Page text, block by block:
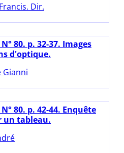
Dir.
80. p. 32-37. Images
d'optique.
Gianni
80. p. 42-44. Enquête
un tableau.